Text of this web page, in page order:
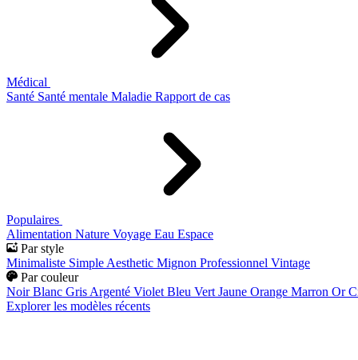
Médical
Santé Santé mentale Maladie Rapport de cas
Populaires
Alimentation Nature Voyage Eau Espace
Par style
Minimaliste Simple Aesthetic Mignon Professionnel Vintage
Par couleur
Noir Blanc Gris Argenté Violet Bleu Vert Jaune Orange Marron Or
Explorer les modèles récents